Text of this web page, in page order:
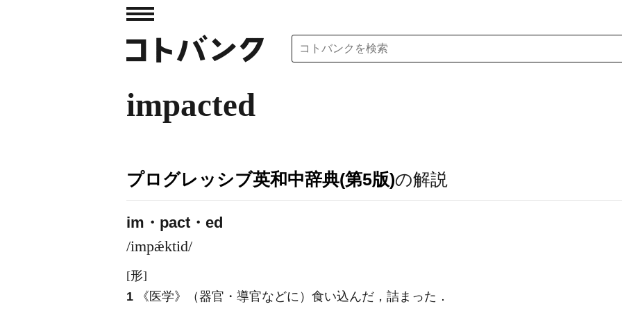
impacted
プログレッシブ英和中辞典(第5版)の解説
im・pact・ed
/impǽktid/
[形]
1
《医学》 （器官・導官などに）食い込んだ，詰まった ．